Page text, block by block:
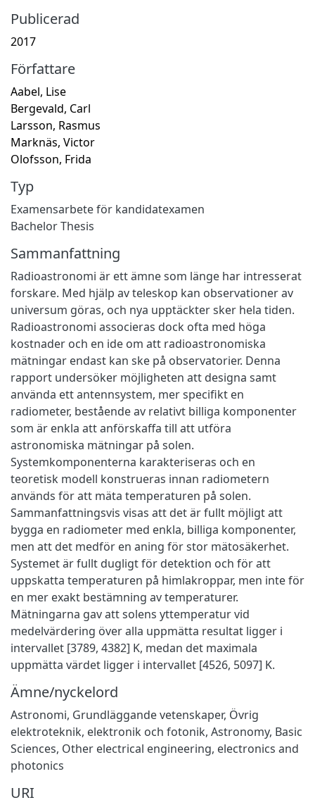
Publicerad
2017
Författare
Aabel, Lise
Bergevald, Carl
Larsson, Rasmus
Marknäs, Victor
Olofsson, Frida
Typ
Examensarbete för kandidatexamen
Bachelor Thesis
Sammanfattning
Radioastronomi är ett ämne som länge har intresserat
forskare. Med hjälp av teleskop kan observationer av
universum göras, och nya upptäckter sker hela tiden.
Radioastronomi associeras dock ofta med höga
kostnader och en ide om att radioastronomiska
mätningar endast kan ske på observatorier. Denna
rapport undersöker möjligheten att designa samt
använda ett antennsystem, mer specifikt en
radiometer, bestående av relativt billiga komponenter
som är enkla att anförskaffa till att utföra
astronomiska mätningar på solen.
Systemkomponenterna karakteriseras och en
teoretisk modell konstrueras innan radiometern
används för att mäta temperaturen på solen.
Sammanfattningsvis visas att det är fullt möjligt att
bygga en radiometer med enkla, billiga komponenter,
men att det medför en aning för stor mätosäkerhet.
Systemet är fullt dugligt för detektion och för att
uppskatta temperaturen på himlakroppar, men inte för
en mer exakt bestämning av temperaturer.
Mätningarna gav att solens yttemperatur vid
medelvärdering över alla uppmätta resultat ligger i
intervallet [3789, 4382] K, medan det maximala
uppmätta värdet ligger i intervallet [4526, 5097] K.
Ämne/nyckelord
Astronomi, Grundläggande vetenskaper, Övrig
elektroteknik, elektronik och fotonik, Astronomy, Basic
Sciences, Other electrical engineering, electronics and
photonics
URI